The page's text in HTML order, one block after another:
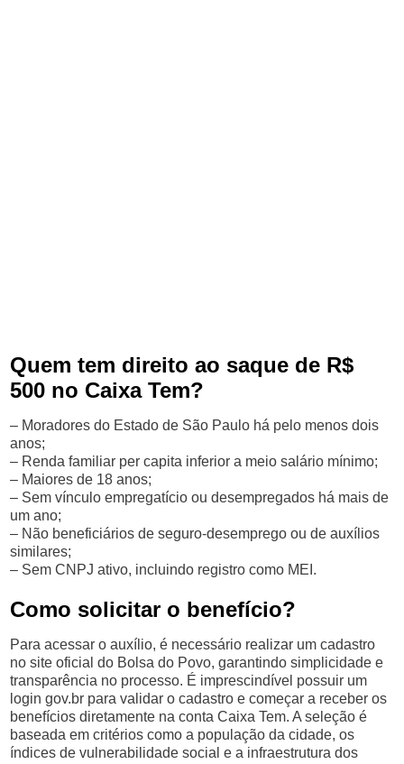
Quem tem direito ao saque de R$
500 no Caixa Tem?
– Moradores do Estado de São Paulo há pelo menos dois
anos;
– Renda familiar per capita inferior a meio salário mínimo;
– Maiores de 18 anos;
– Sem vínculo empregatício ou desempregados há mais de
um ano;
– Não beneficiários de seguro-desemprego ou de auxílios
similares;
– Sem CNPJ ativo, incluindo registro como MEI.
Como solicitar o benefício?
Para acessar o auxílio, é necessário realizar um cadastro
no site oficial do Bolsa do Povo, garantindo simplicidade e
transparência no processo. É imprescindível possuir um
login gov.br para validar o cadastro e começar a receber os
benefícios diretamente na conta Caixa Tem. A seleção é
baseada em critérios como a população da cidade, os
índices de vulnerabilidade social e a infraestrutura dos